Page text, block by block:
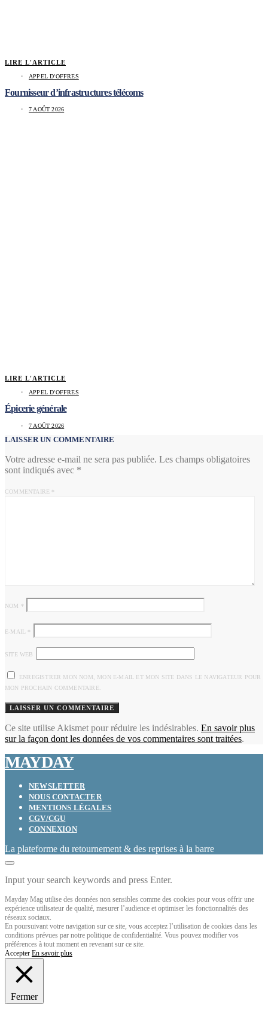
LIRE L'ARTICLE
APPEL D'OFFRES
Fournisseur d’infrastructures télécoms
7 AOÛT 2026
LIRE L'ARTICLE
APPEL D'OFFRES
Épicerie générale
7 AOÛT 2026
LAISSER UN COMMENTAIRE
Votre adresse e-mail ne sera pas publiée. Les champs obligatoires
sont indiqués avec *
COMMENTAIRE *
NOM *
E-MAIL *
SITE WEB
ENREGISTRER MON NOM, MON E-MAIL ET MON SITE DANS LE NAVIGATEUR POUR
MON PROCHAIN COMMENTAIRE.
Ce site utilise Akismet pour réduire les indésirables. En savoir plus
sur la façon dont les données de vos commentaires sont traitées.
MAYDAY
NEWSLETTER
NOUS CONTACTER
MENTIONS LÉGALES
CGV/CGU
CONNEXION
La plateforme du retournement & des reprises à la barre
Input your search keywords and press Enter.
Mayday Mag utilise des données non sensibles comme des cookies pour vous offrir une
expérience utilisateur de qualité, mesurer l’audience et optimiser les fonctionnalités des
réseaux sociaux.
En poursuivant votre navigation sur ce site, vous acceptez l’utilisation de cookies dans les
conditions prévues par notre politique de confidentialité. Vous pouvez modifier vos
préférences à tout moment en revenant sur ce site.
Accepter En savoir plus
Fermer